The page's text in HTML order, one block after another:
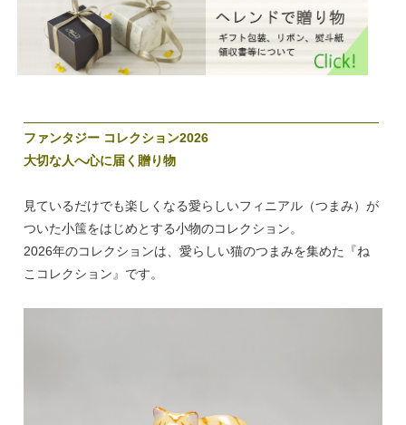
ファンタジー コレクション2026
大切な人へ心に届く贈り物
見ているだけでも楽しくなる愛らしいフィニアル（つまみ）が
ついた小筺をはじめとする小物のコレクション。
2026年のコレクションは、愛らしい猫のつまみを集めた『ね
こコレクション』です。